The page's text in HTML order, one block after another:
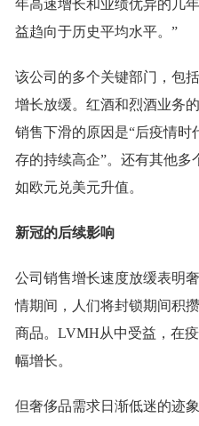
年高速增长和业绩优异的几
益趋向于历史平均水平。”
该公司的多个关键部门，包
增长放缓。红酒和烈酒业务
销售下滑的原因是“后疫情
存的持续高企”。还有其他多
如欧元兑美元升值。
新冠的后续影响
公司销售增长速度放缓表明
情期间，人们将封锁期间积
商品。LVMH从中受益，在
幅增长。
但奢侈品需求日渐低迷的迹